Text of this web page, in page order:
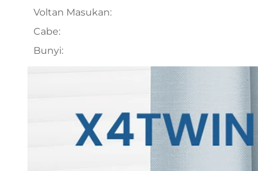
Voltan Masukan:
Cabe:
Bunyi: